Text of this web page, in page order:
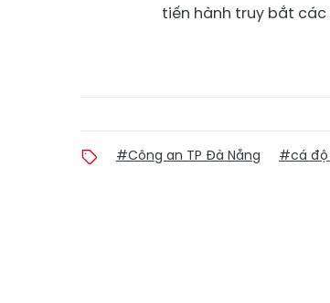
tiến hành truy bắt
#Công an TP Đà Nẵng #cá độ